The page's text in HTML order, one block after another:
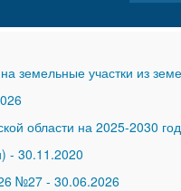
земельные участки из
области на 2025-2030
- 30.11.2020
№27 - 30.06.2026